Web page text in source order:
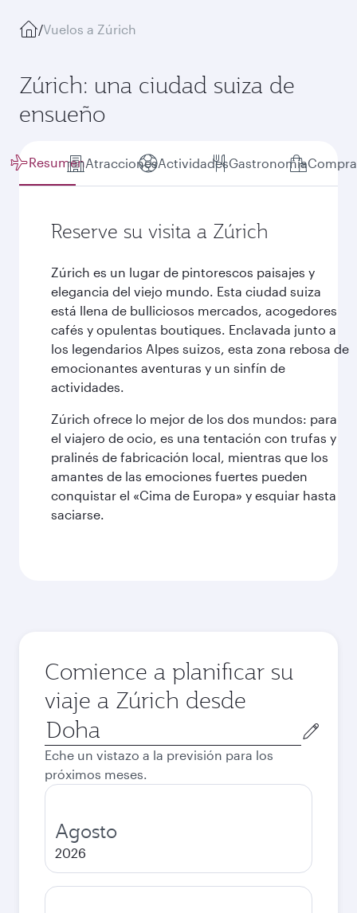
/Vuelos a Zúrich
Zúrich: una ciudad suiza de
ensueño
ResumenAtraccionesActividadesGastronomía
Reserve su visita a Zúrich
Zúrich es un lugar de pintorescos paisajes y
elegancia del viejo mundo. Esta ciudad suiza
está llena de bulliciosos mercados, acogedores
cafés y opulentas boutiques. Enclavada junto a
los legendarios Alpes suizos, esta zona rebosa de
emocionantes aventuras y un sinfín de
actividades.
Zúrich ofrece lo mejor de los dos mundos: para
el viajero de ocio, es una tentación con trufas y
pralinés de fabricación local, mientras que los
amantes de las emociones fuertes pueden
conquistar el «Cima de Europa» y esquiar hasta
saciarse.
Comience a planificar su
viaje a Zúrich desde
Ciudad
de
salida
Eche un vistazo a la previsión para los
próximos meses.
Agosto
2026